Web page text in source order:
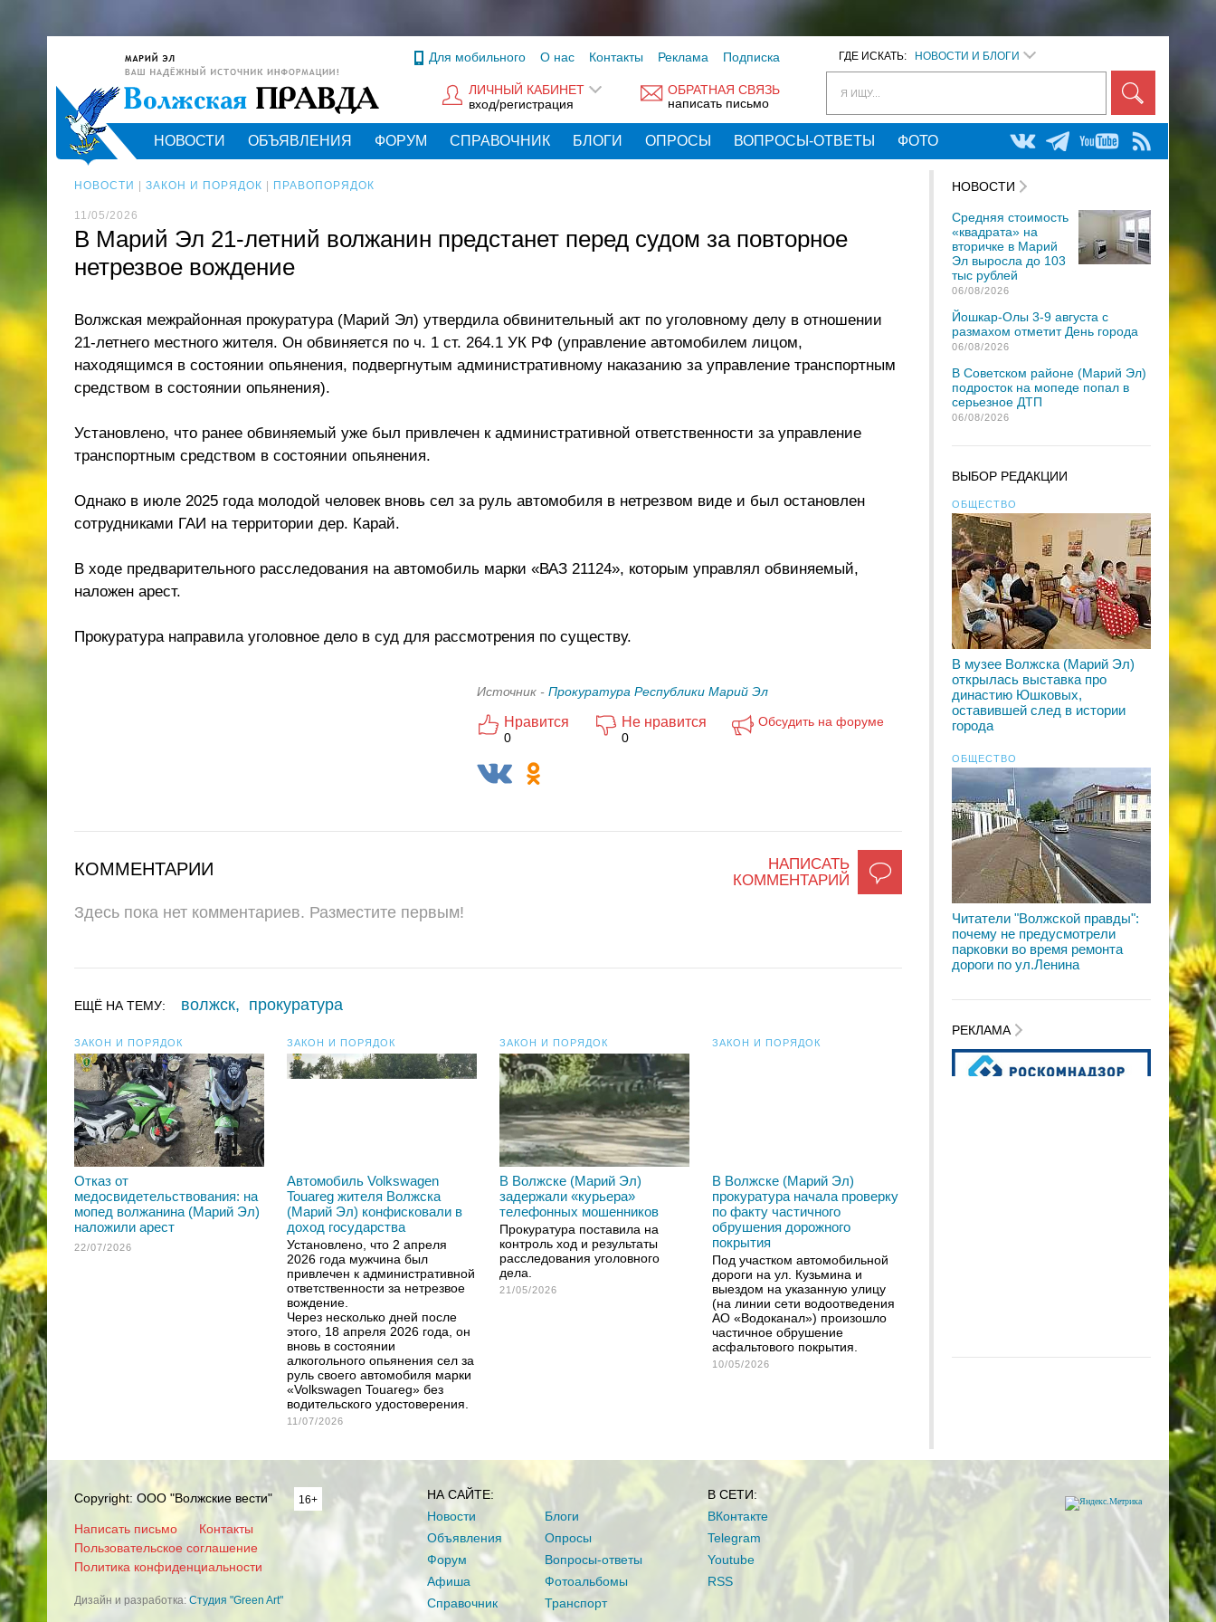
ГДЕ ИСКАТЬ: НОВОСТИ И БЛОГИ
Я ИЩУ...
Для мобильного О нас Контакты Реклама Подписка
ОБРАТНАЯ СВЯЗЬ
написать письмо
ЛИЧНЫЙ КАБИНЕТ
вход/регистрация
НОВОСТИ ОБЪЯВЛЕНИЯ ФОРУМ СПРАВОЧНИК БЛОГИ ОПРОСЫ ВОПРОСЫ-ОТВЕТЫ ФОТО
НОВОСТИ ЗАКОН И ПОРЯДОК ПРАВОПОРЯДОК
11/05/2026
В Марий Эл 21-летний волжанин предстанет перед судом за повторное
нетрезвое вождение
Волжская межрайонная прокуратура (Марий Эл) утвердила обвинительный акт по уголовному делу в отношении
21-летнего местного жителя. Он обвиняется по ч. 1 ст. 264.1 УК РФ (управление автомобилем лицом,
находящимся в состоянии опьянения, подвергнутым административному наказанию за управление транспортным
средством в состоянии опьянения).
Установлено, что ранее обвиняемый уже был привлечен к административной ответственности за управление
транспортным средством в состоянии опьянения.
Однако в июле 2025 года молодой человек вновь сел за руль автомобиля в нетрезвом виде и был остановлен
сотрудниками ГАИ на территории дер. Карай.
В ходе предварительного расследования на автомобиль марки «ВАЗ 21124», которым управлял обвиняемый,
наложен арест.
Прокуратура направила уголовное дело в суд для рассмотрения по существу.
Источник - Прокуратура Республики Марий Эл
Нравится
0
Не нравится
0
Обсудить на форуме
НАПИСАТЬ
КОММЕНТАРИЙ
КОММЕНТАРИИ
Здесь пока нет комментариев. Разместите первым!
ЕЩЁ НА ТЕМУ: волжск, прокуратура
ЗАКОН И ПОРЯДОК
Отказ от
медосвидетельствования: на
мопед волжанина (Марий Эл)
наложили арест
22/07/2026
ЗАКОН И ПОРЯДОК
Автомобиль Volkswagen
Touareg жителя Волжска
(Марий Эл) конфисковали в
доход государства
Установлено, что 2 апреля
2026 года мужчина был
привлечен к административной
ответственности за нетрезвое
вождение.
Через несколько дней после
этого, 18 апреля 2026 года, он
вновь в состоянии
алкогольного опьянения сел за
руль своего автомобиля марки
«Volkswagen Touareg» без
водительского удостоверения.
11/07/2026
ЗАКОН И ПОРЯДОК
В Волжске (Марий Эл)
задержали «курьера»
телефонных мошенников
Прокуратура поставила на
контроль ход и результаты
расследования уголовного
дела.
21/05/2026
ЗАКОН И ПОРЯДОК
В Волжске (Марий Эл)
прокуратура начала проверку
по факту частичного
обрушения дорожного
покрытия
Под участком автомобильной
дороги на ул. Кузьмина и
выездом на указанную улицу
(на линии сети водоотведения
АО «Водоканал») произошло
частичное обрушение
асфальтового покрытия.
10/05/2026
НОВОСТИ
Средняя стоимость
«квадрата» на
вторичке в Марий
Эл выросла до 103
тыс рублей
06/08/2026
Йошкар-Олы 3-9 августа с
размахом отметит День города
06/08/2026
В Советском районе (Марий Эл)
подросток на мопеде попал в
серьезное ДТП
06/08/2026
ВЫБОР РЕДАКЦИИ
ОБЩЕСТВО
В музее Волжска (Марий Эл)
открылась выставка про
династию Юшковых,
оставившей след в истории
города
ОБЩЕСТВО
Читатели "Волжской правды":
почему не предусмотрели
парковки во время ремонта
дороги по ул.Ленина
РЕКЛАМА
Copyright: ООО "Волжские вести" 16+
Написать письмо
Контакты
Пользовательское соглашение
Политика конфиденциальности
Дизайн и разработка: Студия "Green Art"
НА САЙТЕ:
Новости
Объявления
Форум
Афиша
Справочник
Блоги
Опросы
Вопросы-ответы
Фотоальбомы
Транспорт
В СЕТИ:
ВКонтакте
Telegram
Youtube
RSS